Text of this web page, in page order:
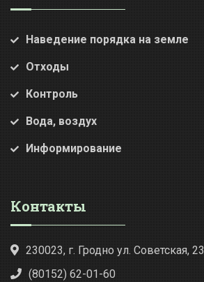
Наведение порядка на земле
Отходы
Контроль
Вода, воздух
Информирование
Контакты
230023, г. Гродно ул. Советская, 23
(80152) 62-01-60